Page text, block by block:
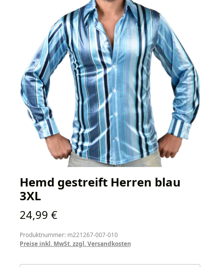
Hemd gestreift Herren blau
3XL
Regulärer Preis:
24,99 €
Produktnummer: m221267-007-010
Preise inkl. MwSt. zzgl. Versandkosten